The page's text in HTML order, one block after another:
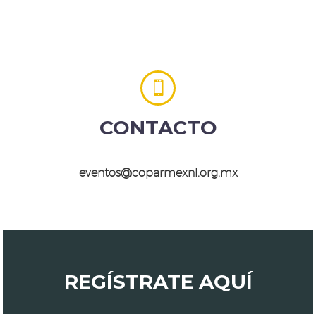


CONTACTO
eventos@coparmexnl.org.mx
REGÍSTRATE AQUÍ